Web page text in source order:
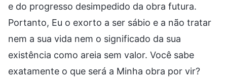
e do progresso desimpedido da obra futura.
Portanto, Eu o exorto a ser sábio e a não tratar
nem a sua vida nem o significado da sua
existência como areia sem valor. Você sabe
exatamente o que será a Minha obra por vir?